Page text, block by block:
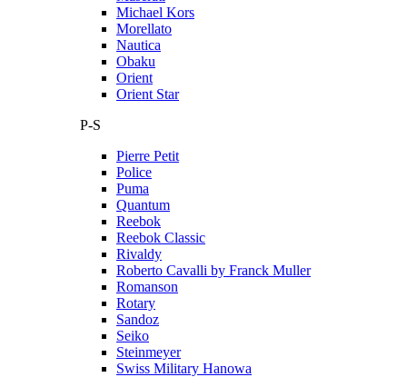
Michael Kors
Morellato
Nautica
Obaku
Orient
Orient Star
P-S
Pierre Petit
Police
Puma
Quantum
Reebok
Reebok Classic
Rivaldy
Roberto Cavalli by Franck Muller
Romanson
Rotary
Sandoz
Seiko
Steinmeyer
Swiss Military Hanowa